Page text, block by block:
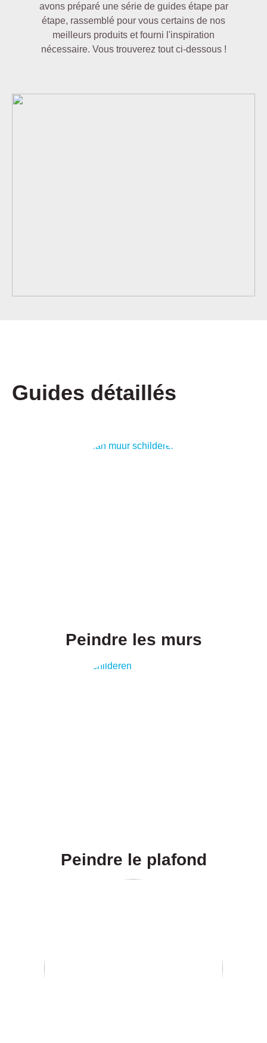
avons préparé une série de guides étape par
étape, rassemblé pour vous certains de nos
meilleurs produits et fourni l'inspiration
nécessaire. Vous trouverez tout ci-dessous !
Guides détaillés
Peindre les murs
Peindre le plafond